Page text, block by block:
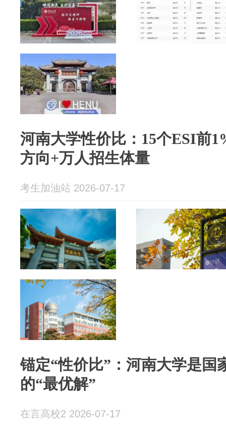
河南大学性价比：15个ESI前
方向+万人招生体量
考生加油站 2026-07-17
锚定“性价比”：河南大学是国
的“最优解”
在言高校2 2026-07-17